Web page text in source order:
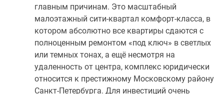
главным причинам. Это масштабный
малоэтажный сити-квартал комфорт-класса, в
котором абсолютно все квартиры сдаются с
полноценным ремонтом «под ключ» в светлых
или темных тонах, а ещё несмотря на
удаленность от центра, комплекс юридически
относится к престижному Московскому району
Санкт-Петербурга. Для инвестиций очень